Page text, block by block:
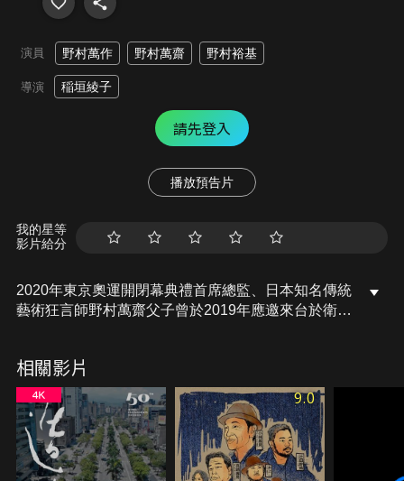
演員 野村萬作 野村萬齋 野村裕基
導演 稲垣綾子
請先登入
播放預告片
我的星等
影片給分
2020年東京奧運開閉幕典禮首席總監、日本知名傳統
藝術狂言師野村萬齋父子曾於2019年應邀來台於衛武
四大古典戲劇之一，狂言是一種內容簡單的即性喜劇
表演。 此紀錄片呈現出野村萬齋父子秉持薪傳的初
衷。
相關影片
9.0